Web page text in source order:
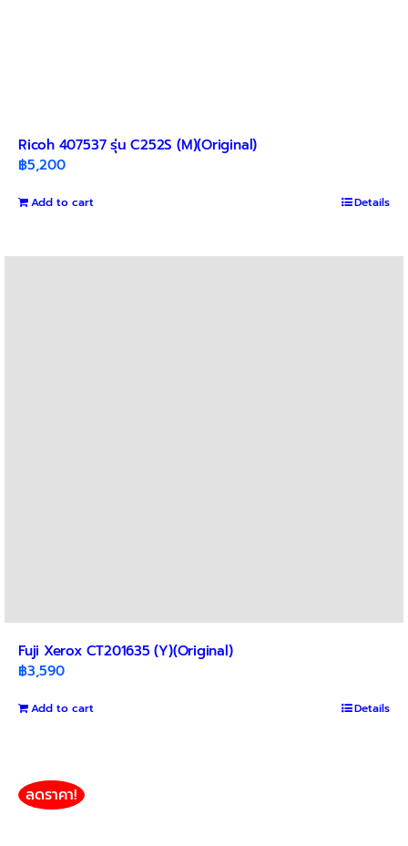
Ricoh 407537 รุ่น C252S (M)(Original)
฿5,200
Add to cart Details
Fuji Xerox CT201635 (Y)(Original)
฿3,590
Add to cart Details
ลดราคา!